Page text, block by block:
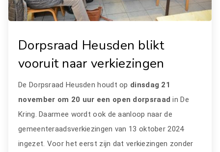
Dorpsraad Heusden blikt
vooruit naar verkiezingen
De Dorpsraad Heusden houdt op dinsdag 21
november om 20 uur een open dorpsraad in De
Kring. Daarmee wordt ook de aanloop naar de
gemeenteraadsverkiezingen van 13 oktober 2024
ingezet. Voor het eerst zijn dat verkiezingen zonder